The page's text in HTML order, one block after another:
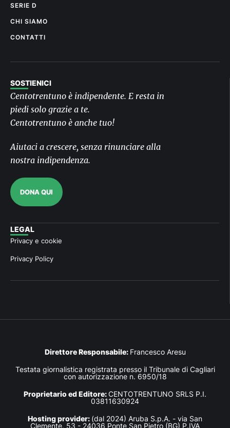
SERIE D
CHI SIAMO
CONTATTI
SOSTIENICI
Centotrentuno è indipendente. E resta in
piedi solo grazie a te.
Centotrentuno è anche tuo!
Aiutaci a crescere, senza rinunciare alla
nostra indipendenza.
DONA QUI
LEGAL
Privacy e cookie
Privacy Policy
Direttore Responsabile: Francesco Aresu
Testata giornalistica registrata presso il Tribunale di Cagliari
con autorizzazione n. 6950/18
Proprietario ed Editore:CENTOTRENTUNO SRLS P.I.
03811630924
Hosting provider: (dal 2024) Aruba S.p.A. - via San
Clemente, 53 - 24036 Ponte San Pietro (BG) P.IVA